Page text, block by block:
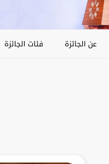
عن الجائزة فئات الجائزة